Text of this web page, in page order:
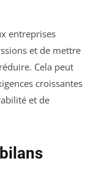
entreprises
et de mettre
Cela peut
croissantes
et de